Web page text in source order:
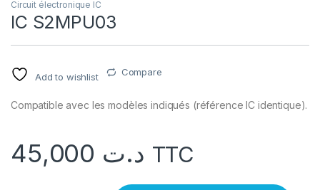
Circuit électronique IC
IC S2MPU03
Add to wishlist Compare
Compatible avec les modèles indiqués (référence IC identique).
د.ت TTC